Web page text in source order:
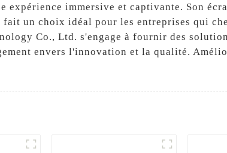
expérience immersive et captivante. Son
un choix idéal pour les entreprises qui
Co., Ltd. s'engage à fournir des
envers l'innovation et la qualité.